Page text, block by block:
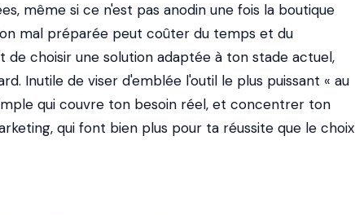
même si ce n'est pas anodin une fois la boutique
mal préparée peut coûter du temps et du
de choisir une solution adaptée à ton stade actuel,
Inutile de viser d'emblée l'outil le plus puissant « au
qui couvre ton besoin réel, et concentrer ton
qui font bien plus pour ta réussite que le choix